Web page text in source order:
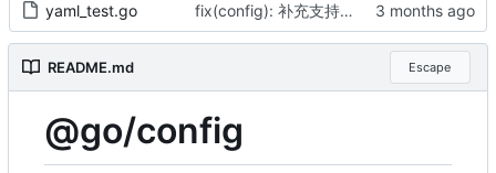
yaml_test.go fix(config): 补充支持无后缀 .yaml 配置文件加载并升级 file 依赖至 v1.0.7 (by AI)
README.md Escape
@go/config